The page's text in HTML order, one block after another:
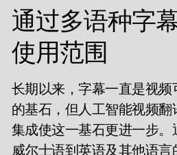
通过多语种字
使用范围
长期以来，字幕一直是视频
的基石，但人工智能视频翻
集成使这一基石更进一步。
威尔士语到英语及其他语言